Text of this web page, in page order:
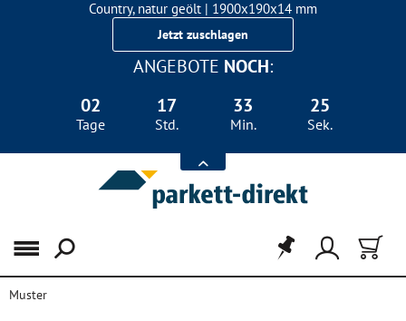
Country, natur geölt | 1900x190x14 mm
Landhausdiele Eiche für nur 29,90 €/m²
Jetzt zuschlagen
ANGEBOTE NOCH:
02
Tage
17
Std.
33
Min.
25
Sek.
Menü
Muster